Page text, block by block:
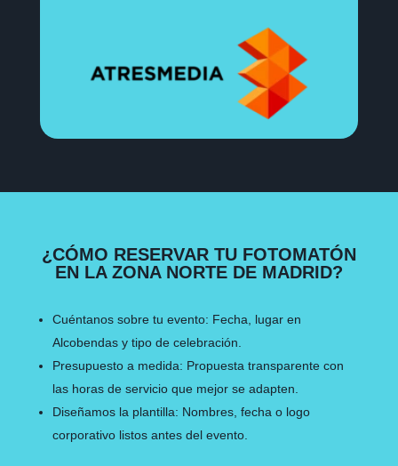
¿CÓMO RESERVAR TU FOTOMATÓN
EN LA ZONA NORTE DE MADRID?
Cuéntanos sobre tu evento: Fecha, lugar en
Alcobendas y tipo de celebración.
Presupuesto a medida: Propuesta transparente con
las horas de servicio que mejor se adapten.
Diseñamos la plantilla: Nombres, fecha o logo
corporativo listos antes del evento.